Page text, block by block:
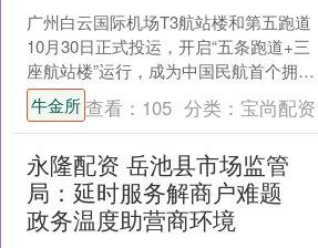
广州白云国际机场T3航站楼和第五跑道
10月30日正式投运，开启“五条跑道+三
座航站楼”运行，成为中国民航首个拥有
五条商用跑道的机场。广州白云机场三
期扩建工程总投....
牛金所查看： 105 分类： 宝尚配资
永隆配资 岳池县市场监管
局：延时服务解商户难题
政务温度助营商环境